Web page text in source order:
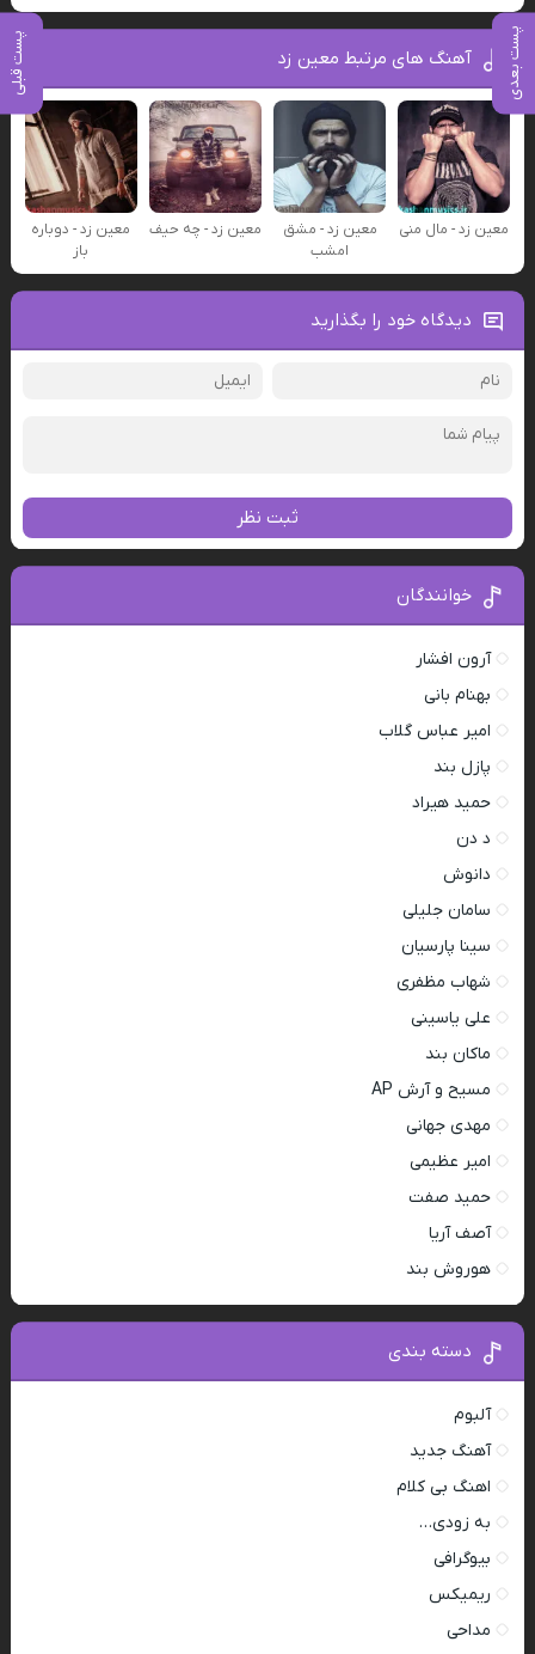
پست بعدی پست قبلی آهنگ های مرتبط معین زد
معین زد - مال منی
معین زد - مشق
امشب
معین زد - چه حیف
معین زد - دوباره
باز
دیدگاه خود را بگذارید
ثبت نظر
خوانندگان
آرون افشار
بهنام بانی
امیر عباس گلاب
پازل بند
حمید هیراد
د دن
دانوش
سامان جلیلی
سینا پارسیان
شهاب مظفری
علی یاسینی
ماکان بند
مسیح و آرش AP
مهدی جهانی
امیر عظیمی
حمید صفت
آصف آریا
هوروش بند
دسته بندی
آلبوم
آهنگ جدید
اهنگ بی کلام
به زودی…
بیوگرافی
ریمیکس
مداحی